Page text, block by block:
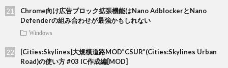
Chrome向け広告ブロック拡張機能はNano AdblockerとNano
Defenderの組み合わせが最強かもしれない
Windows
[Cities:Skylines]大規模道路MOD”CSUR”(Cities:Skylines Urban
Road)の使い方 #03 IC作成編[MOD]